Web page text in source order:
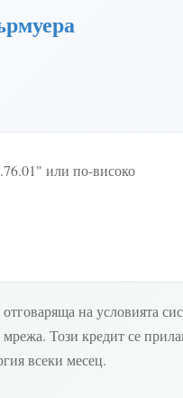
или по-високо
на условията
Този кредит се
всеки месец.